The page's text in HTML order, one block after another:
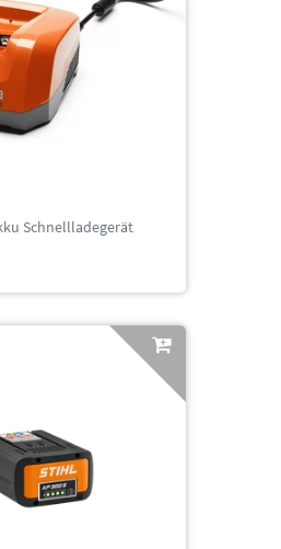
Schnellladegerät